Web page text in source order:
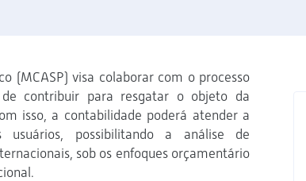
(MCASP) visa colaborar com o processo
contribuir para resgatar o objeto da
isso, a contabilidade poderá atender a
usuários, possibilitando a análise de
sob os enfoques orçamentário